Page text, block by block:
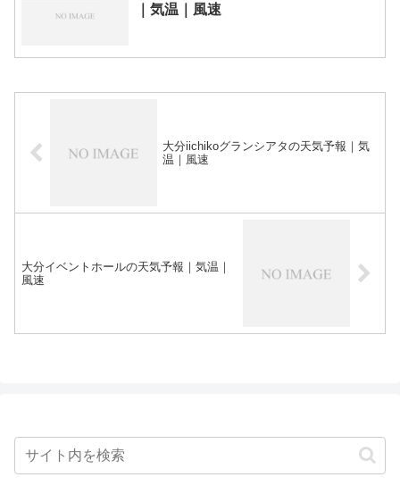
｜気温｜風速
大分iichikoグランシアタの天気予報｜気
温｜風速
大分イベントホールの天気予報｜気温｜
風速